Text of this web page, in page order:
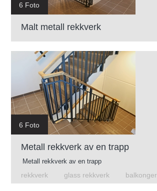
6 Foto
Malt metall rekkverk
6 Foto
Metall rekkverk av en trapp
Metall rekkverk av en trapp
rekkverk
glass rekkverk balkonger